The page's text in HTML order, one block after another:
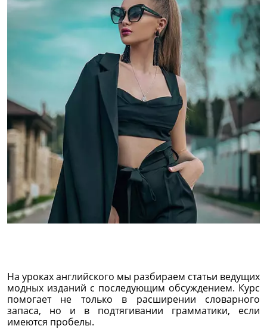
На уроках английского мы разбираем статьи ведущих
модных изданий с последующим обсуждением. Курс
помогает не только в расширении словарного
запаса, но и в подтягивании грамматики, если
имеются пробелы.